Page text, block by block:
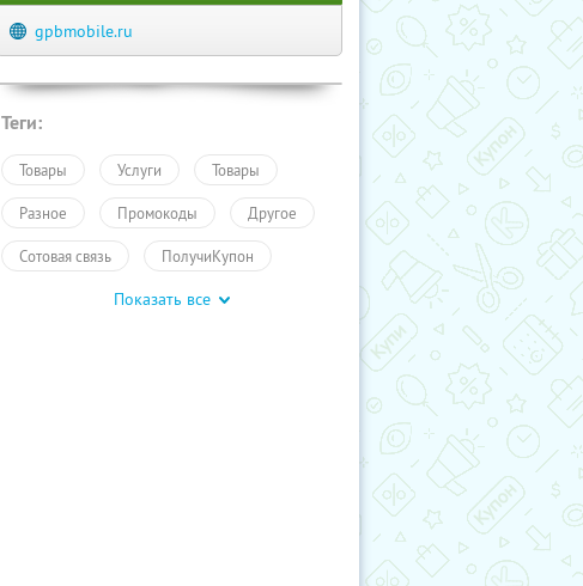
gpbmobile.ru
Теги:
Товары Услуги Товары
Разное Промокоды Другое
Сотовая связь ПолучиКупон
Показать все